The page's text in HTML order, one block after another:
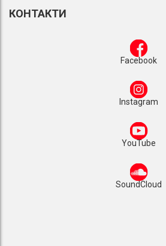
КОНТАКТИ
Facebook
Instagram
YouTube
SoundCloud